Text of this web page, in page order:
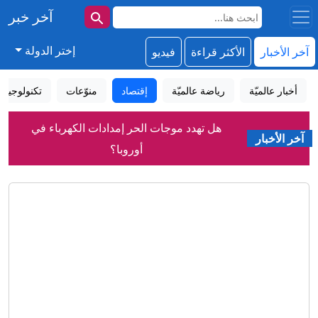
آخر خبر
آخر الأخبار الأكثر قراءة فيديو إختر الدولة
أخبار عالميّة رياضة عالميّة إقتصاد منوّعات تكنولوجيا
آخر الأخبار
هل تهدد موجات الحر إمدادات الكهرباء في
أوروبا؟
ما دامت لا تهاجم الدول الأعضاء.. فيدان:
اتفاقية مكة للدفاع المشترك لا تستهدف